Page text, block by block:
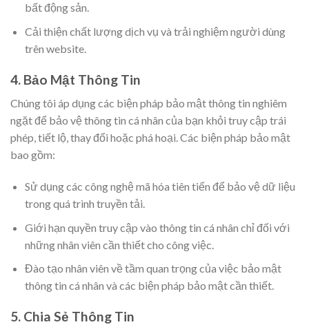
bất động sản.
Cải thiện chất lượng dịch vụ và trải nghiệm người dùng
trên website.
4. Bảo Mật Thông Tin
Chúng tôi áp dụng các biện pháp bảo mật thông tin nghiêm
ngặt để bảo vệ thông tin cá nhân của bạn khỏi truy cập trái
phép, tiết lộ, thay đổi hoặc phá hoại. Các biện pháp bảo mật
bao gồm:
Sử dụng các công nghệ mã hóa tiên tiến để bảo vệ dữ liệu
trong quá trình truyền tải.
Giới hạn quyền truy cập vào thông tin cá nhân chỉ đối với
những nhân viên cần thiết cho công việc.
Đào tạo nhân viên về tầm quan trọng của việc bảo mật
thông tin cá nhân và các biện pháp bảo mật cần thiết.
5. Chia Sẻ Thông Tin